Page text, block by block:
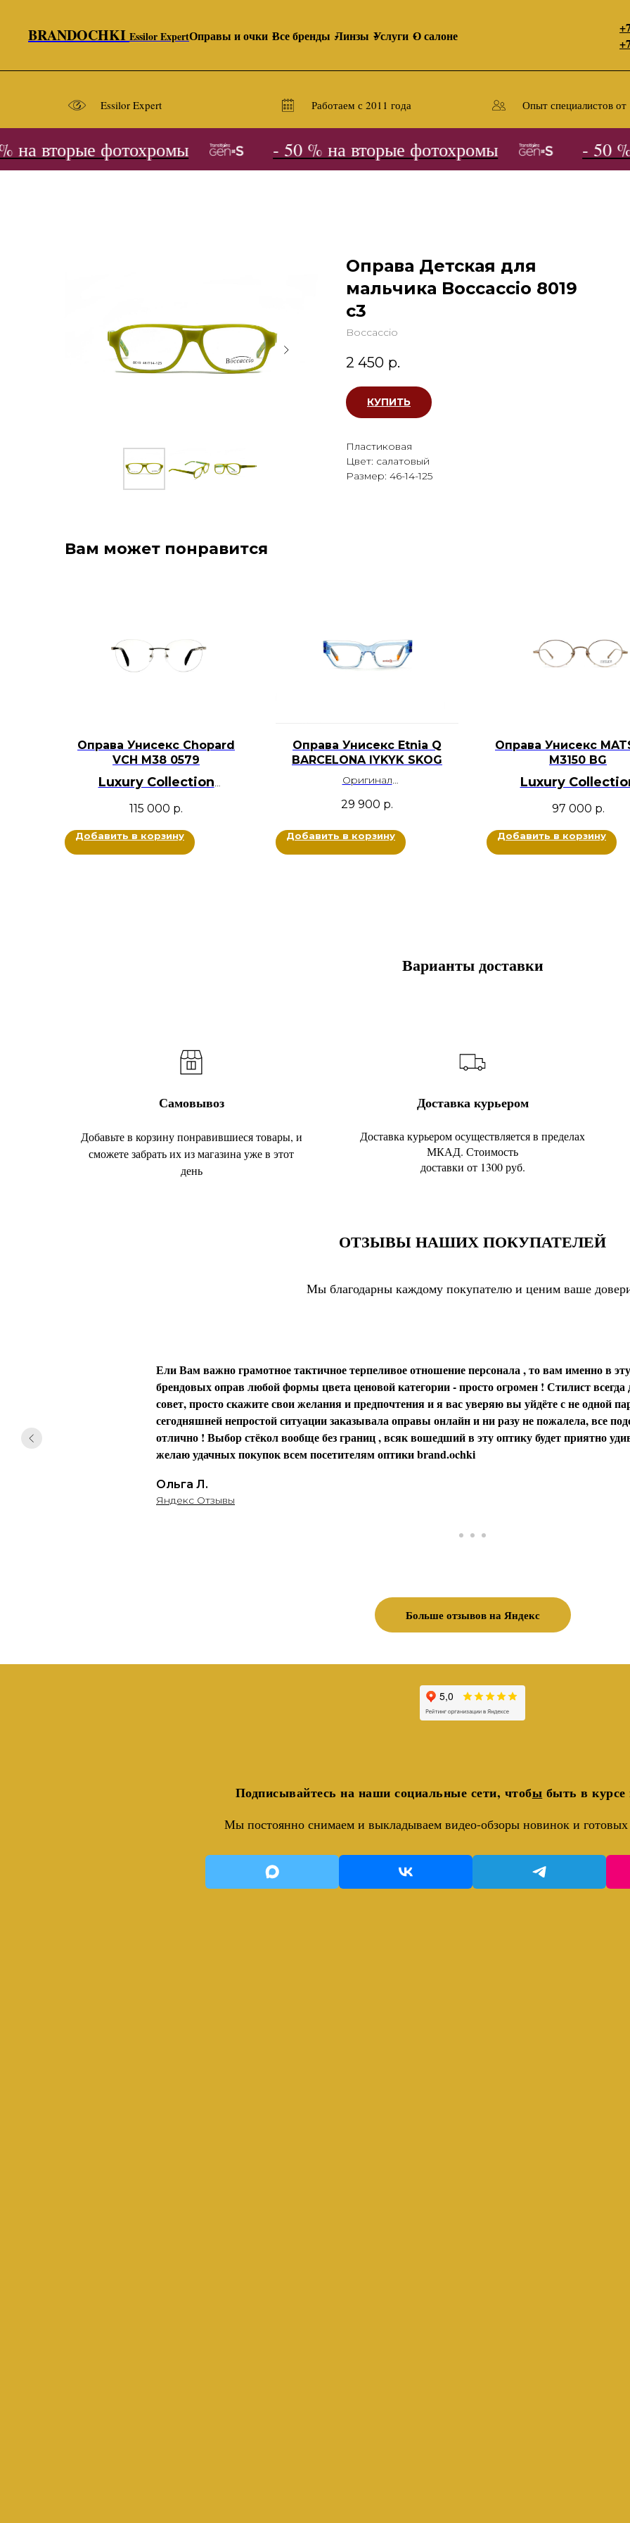
BRANDOCHKI Essilor ExpertОправы и очки Все бренды Линзы Услуги О салоне
Essilor Expert Работаем с 2011 года Опыт специалистов от
вторые фотохромы - 50 % на вторые фотохромы - 50 %
Оправа Детская для
мальчика Boccaccio 8019
с3
Boccaccio
2 450 р.
КУПИТЬ
Пластиковая
Цвет: салатовый
Размер: 46-14-125
Вам может понравится
Оправа Унисекс Chopard
VCH M38 0579
Luxury Collection
BRANDOCHKI
Оригинал
Металл, Дерево
Цвет: Серебряный, Черный
115 000 р.
Добавить в корзину
Оправа Унисекс Etnia Q
BARCELONA IYKYK SKOG
Оригинал
Цвет: Голубой прозрачный
29 900 р.
Добавить в корзину
Оправа Унисекс
M3150 BG
Luxury
BRANDOCHKI
Оригинал
Металл
Цвет: Золотой
97 000 р.
Добавить в корзину
Варианты доставки
Самовывоз
Добавьте в корзину понравившиеся товары, и
сможете забрать их из магазина уже в этот
день
Доставка курьером
Доставка курьером осуществляется в пределах
МКАД. Стоимость
доставки от 1300 руб.
ОТЗЫВЫ НАШИХ ПОКУПАТЕЛЕЙ
Мы благодарны каждому покупателю и ценим ваше
Ели Вам важно грамотное тактичное терпеливое отношение персонала , то вам именно в
брендовых оправ любой формы цвета ценовой категории - просто огромен ! Стилист
совет, просто скажите свои желания и предпочтения и я вас уверяю вы уйдёте с не одной
сегодняшней непростой ситуации заказывала оправы онлайн и ни разу не пожалела, все
отлично ! Выбор стёкол вообще без границ , всяк вошедший в эту оптику будет приятно
желаю удачных покупок всем посетителям оптики brаnd.ochki
Ольга Л.
Яндекс Отзывы
Больше отзывов на Яндекс
Подписывайтесь на наши социальные сети, чтобы быть в курсе
Мы постоянно снимаем и выкладываем видео-обзоры новинок и готовых